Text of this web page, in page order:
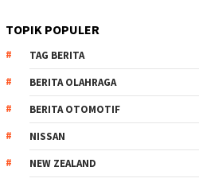
TOPIK POPULER
TAG BERITA
BERITA OLAHRAGA
BERITA OTOMOTIF
NISSAN
NEW ZEALAND